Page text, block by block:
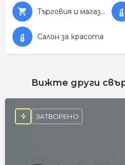
Търговия и магазини
Салон за красота
Вижте други
ЗАТВОРЕНО